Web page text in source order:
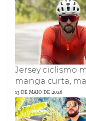
Jersey ciclismo
manga curta,
13 DE MAIO DE 2026